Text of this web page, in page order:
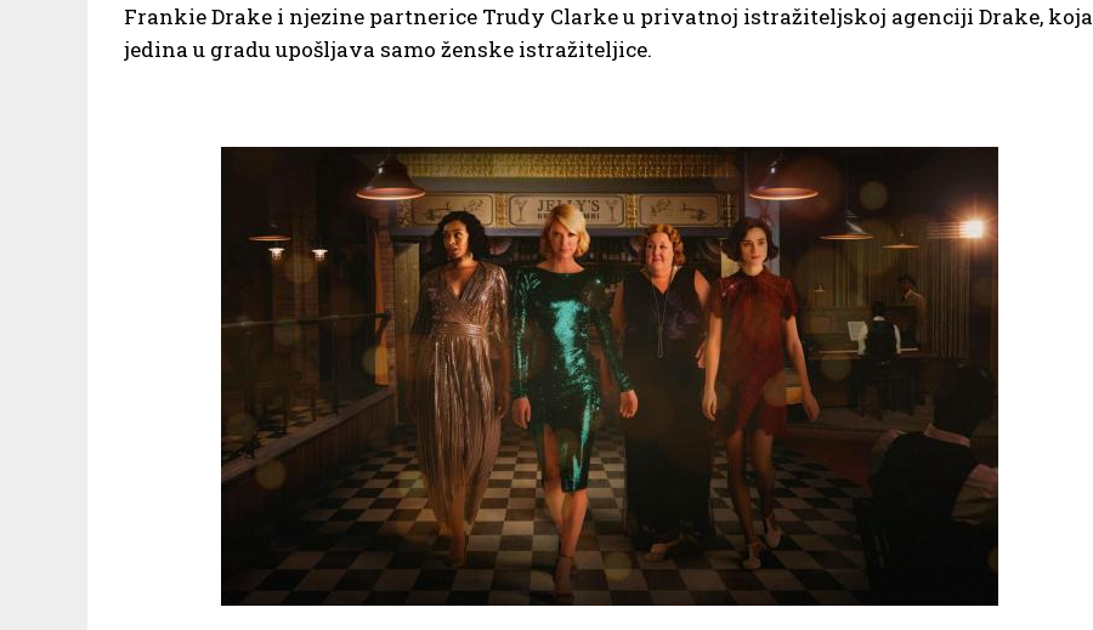
Frankie Drake i njezine partnerice Trudy Clarke u privatnoj istražiteljskoj agenciji Drake, koja
jedina u gradu upošljava samo ženske istražiteljice.